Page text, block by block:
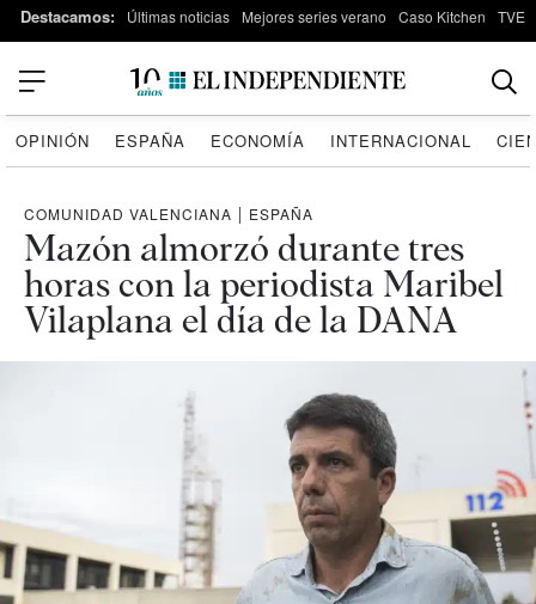
Destacamos: Últimas noticias Mejores series verano Caso Kitchen TVE
OPINIÓN ESPAÑA ECONOMÍA INTERNACIONAL
COMUNIDAD VALENCIANA | ESPAÑA
Mazón almorzó durante tres
horas con la periodista Maribel
Vilaplana el día de la DANA